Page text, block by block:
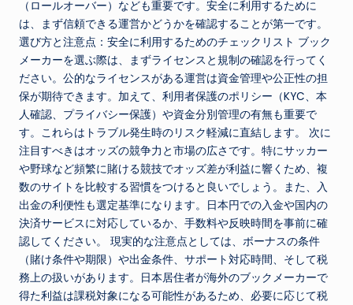
（ロールオーバー）なども重要です。安全に利用するために
は、まず信頼できる運営かどうかを確認することが第一です。
選び方と注意点：安全に利用するためのチェックリスト ブック
メーカーを選ぶ際は、まずライセンスと規制の確認を行ってく
ださい。公的なライセンスがある運営は資金管理や公正性の担
保が期待できます。加えて、利用者保護のポリシー（KYC、本
人確認、プライバシー保護）や資金分別管理の有無も重要で
す。これらはトラブル発生時のリスク軽減に直結します。 次に
注目すべきはオッズの競争力と市場の広さです。特にサッカー
や野球など頻繁に賭ける競技でオッズ差が利益に響くため、複
数のサイトを比較する習慣をつけると良いでしょう。また、入
出金の利便性も選定基準になります。日本円での入金や国内の
決済サービスに対応しているか、手数料や反映時間を事前に確
認してください。 現実的な注意点としては、ボーナスの条件
（賭け条件や期限）や出金条件、サポート対応時間、そして税
務上の扱いがあります。日本居住者が海外のブックメーカーで
得た利益は課税対象になる可能性があるため、必要に応じて税